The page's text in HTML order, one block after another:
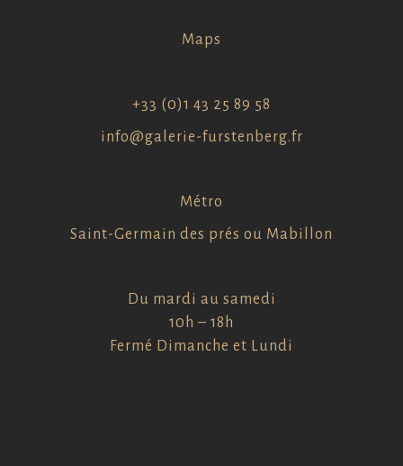
Maps
+33 (0)1 43 25 89 58
info@galerie-furstenberg.fr
Métro
Saint-Germain des prés ou Mabillon
Du mardi au samedi
10h – 18h
Fermé Dimanche et Lundi